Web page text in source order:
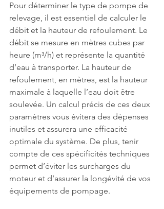
Pour déterminer le type de pompe de
relevage, il est essentiel de calculer le
débit et la hauteur de refoulement. Le
débit se mesure en mètres cubes par
heure (m³/h) et représente la quantité
d’eau à transporter. La hauteur de
refoulement, en mètres, est la hauteur
maximale à laquelle l’eau doit être
soulevée. Un calcul précis de ces deux
paramètres vous évitera des dépenses
inutiles et assurera une efficacité
optimale du système. De plus, tenir
compte de ces spécificités techniques
permet d’éviter les surcharges du
moteur et d’assurer la longévité de vos
équipements de pompage.